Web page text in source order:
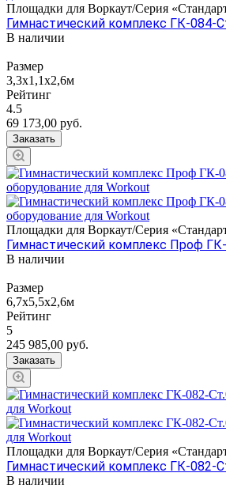
Площадки для Воркаут/Серия
Гимнастический комплекс ГК-084-
В наличии
Размер
3,3x1,1x2,6м
Рейтинг
4.5
69 173,00 руб.
Заказать
Площадки для Воркаут/Серия
Гимнастический комплекс Проф
В наличии
Размер
6,7х5,5х2,6м
Рейтинг
5
245 985,00 руб.
Заказать
Площадки для Воркаут/Серия
Гимнастический комплекс ГК-082-
В наличии